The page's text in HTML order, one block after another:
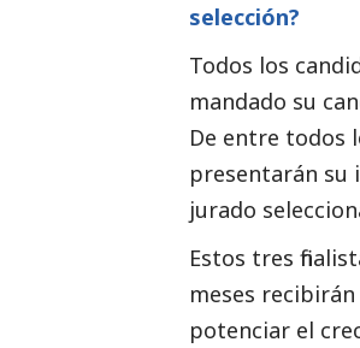
selección?
Todos los
mandado su
De entre todos
presentarán su
jurado
Estos tres
meses
potenciar el